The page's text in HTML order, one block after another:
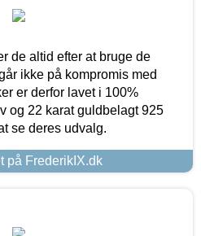
de altid efter at bruge de
ikke på kompromis med
er derfor lavet i 100%
og 22 karat guldbelagt 925
se deres udvalg.
på FrederikIX.dk